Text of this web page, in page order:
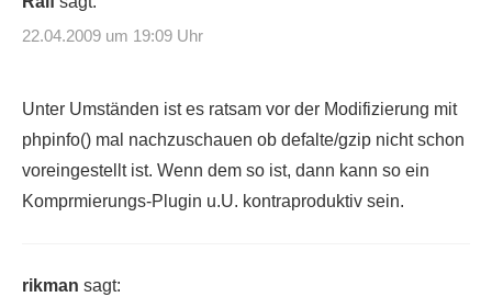
22.04.2009 um 19:09 Uhr
Unter Umständen ist es ratsam vor der Modifizierung mit
phpinfo() mal nachzuschauen ob defalte/gzip nicht schon
voreingestellt ist. Wenn dem so ist, dann kann so ein
Komprmierungs-Plugin u.U. kontraproduktiv sein.
rikman sagt: